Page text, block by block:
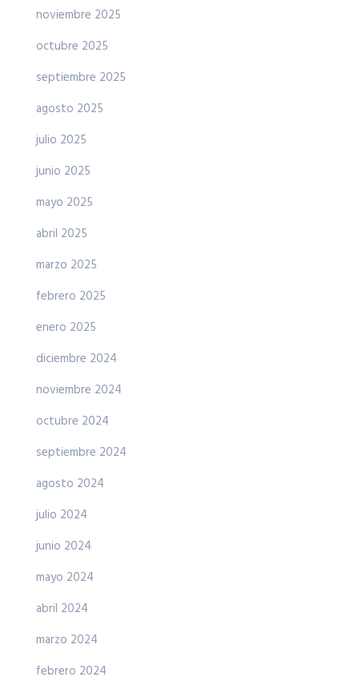
noviembre 2025
octubre 2025
septiembre 2025
agosto 2025
julio 2025
junio 2025
mayo 2025
abril 2025
marzo 2025
febrero 2025
enero 2025
diciembre 2024
noviembre 2024
octubre 2024
septiembre 2024
agosto 2024
julio 2024
junio 2024
mayo 2024
abril 2024
marzo 2024
febrero 2024